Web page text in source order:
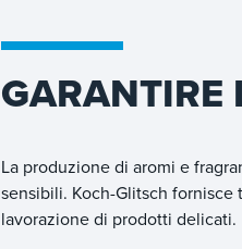
GARANTIRE
La produzione di aromi e
sensibili. Koch-Glitsch
lavorazione di prodotti delicati.